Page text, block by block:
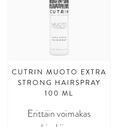
CUTRIN MUOTO EXTRA
STRONG HAIRSPRAY
100 ML
Erittäin voimakas